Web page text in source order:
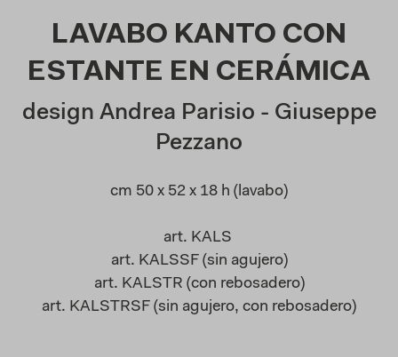
LAVABO KANTO CON
ESTANTE EN CERÁMICA
design Andrea Parisio - Giuseppe
Pezzano
cm 50 x 52 x 18 h (lavabo)
art. KALS
art. KALSSF (sin agujero)
art. KALSTR (con rebosadero)
art. KALSTRSF (sin agujero, con rebosadero)